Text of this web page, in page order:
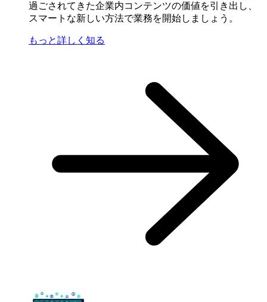
過ごされてきた企業内コンテンツの価値を引き出し、
スマートな新しい方法で業務を開始しましょう。
もっと詳しく知る